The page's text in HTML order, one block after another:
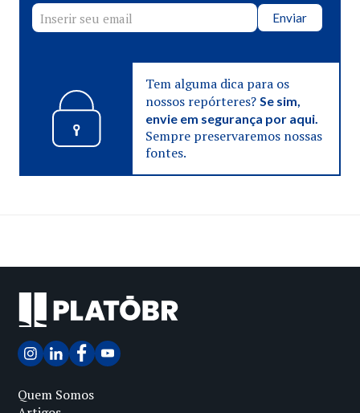
Enviar
Tem alguma dica para os
nossos repórteres? Se sim,
envie em segurança por aqui.
Sempre preservaremos nossas
fontes.
Quem Somos